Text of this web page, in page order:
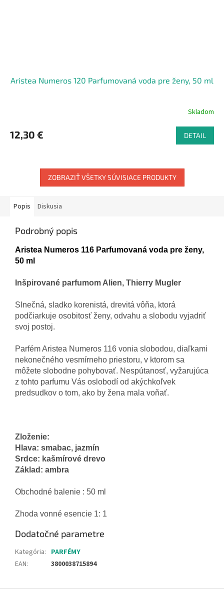
Aristea Numeros 120 Parfumovaná voda pre ženy, 50 ml
Skladom
12,30 € DETAIL
ZOBRAZIŤ VŠETKY SÚVISIACE PRODUKTY
Popis Diskusia
Podrobný popis
Aristea Numeros 116 Parfumovaná voda pre ženy,
50 ml
Inšpirované parfumom Alien, Thierry Mugler
Slnečná, sladko korenistá, drevitá vôňa, ktorá
podčiarkuje osobitosť ženy, odvahu a slobodu vyjadriť
svoj postoj.
Parfém Aristea Numeros 116 vonia slobodou, diaľkami
nekonečného vesmírneho priestoru, v ktorom sa
môžete slobodne pohybovať. Nespútanosť, vyžarujúca
z tohto parfumu Vás oslobodí od akýchkoľvek
predsudkov o tom, ako by žena mala voňať.
Zloženie:
Hlava: smabac, jazmín
Srdce: kašmírové drevo
Základ: ambra
Obchodné balenie : 50 ml
Zhoda vonné esencie 1: 1
Dodatočné parametre
Kategória: PARFÉMY
EAN: 3800038715894